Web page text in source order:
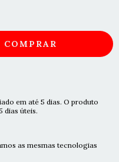
em até 5 dias. O produto
dias úteis.
as mesmas tecnologias